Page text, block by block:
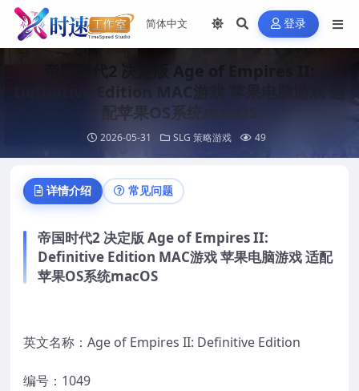
登录
帝国时代2 决定版 Age of Empires II:
Definitive Edition MAC游戏 苹果电脑游戏 适
配苹果OS系统macOS
2026-05-31 SLG 策略游戏 49
详情介绍 常见问题
帝国时代2 决定版 Age of Empires II:
Definitive Edition MAC游戏 苹果电脑游戏 适配
苹果OS系统macOS
英文名称：Age of Empires II: Definitive Edition
编号：1049